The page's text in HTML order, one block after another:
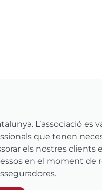
L’associació es
que tenen
els nostres clients
en el moment de